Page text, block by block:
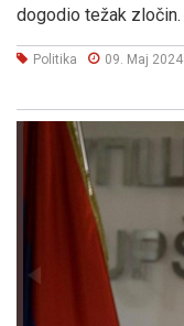
dogodio težak zločin.
Politika 09. Maj 2024